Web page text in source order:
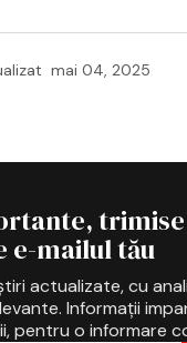
mai 04, 2025
e-mailul tău
actualizate, cu
Informații
pentru o informare